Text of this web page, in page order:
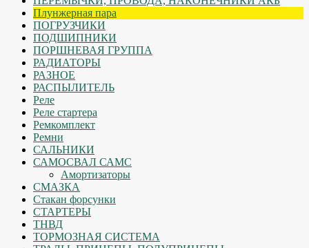
Плунжерная пара
ПОГРУЗЧИКИ
ПОДШИПНИКИ
ПОРШНЕВАЯ ГРУППА
РАДИАТОРЫ
РАЗНОЕ
РАСПЫЛИТЕЛЬ
Реле
Реле стартера
Ремкомплект
Ремни
САЛЬНИКИ
САМОСВАЛ САМС
Амортизаторы
СМАЗКА
Стакан форсунки
СТАРТЕРЫ
ТНВД
ТОРМОЗНАЯ СИСТЕМА